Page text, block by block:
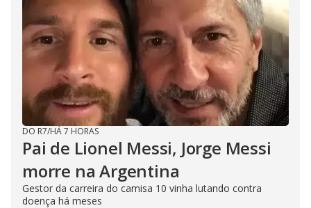
DO R7/HÁ 7 HORAS
Pai de Lionel Messi, Jorge Messi
morre na Argentina
Gestor da carreira do camisa 10 vinha lutando contra
doença há meses